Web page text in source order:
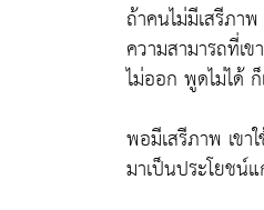
ถ้าคนไม่มีเสรีภา
ความสามารถที่เ
ไม่ออก พูดไม่ได้ ก็
พอมีเสรีภาพ เขา
มาเป็นประโยชน์